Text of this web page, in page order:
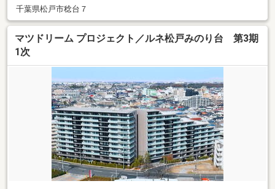
千葉県松戸市稔台７
マツドリーム プロジェクト／ルネ松戸みのり台 第3期
1次